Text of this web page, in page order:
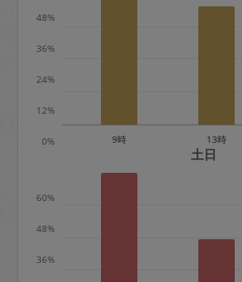
※キャンセル料金の設定
定期依頼1回（3時間）
0%
12%
24%
36%
48%
9時 13時
土日
36%
48%
60%